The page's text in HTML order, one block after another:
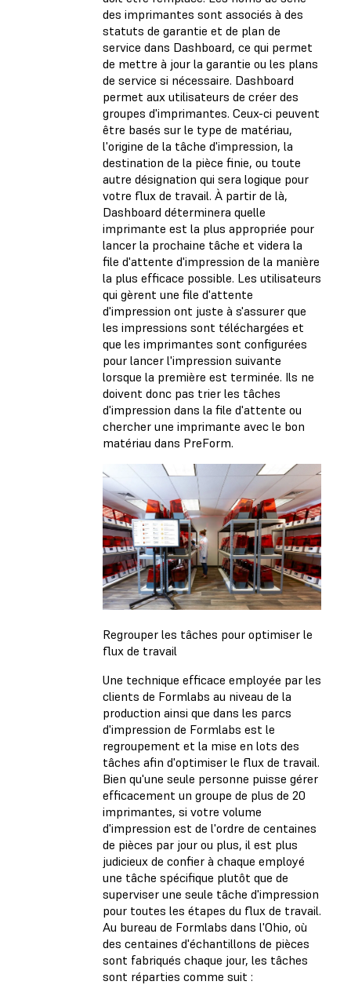
des imprimantes sont associés à des
statuts de garantie et de plan de
service dans Dashboard, ce qui permet
de mettre à jour la garantie ou les plans
de service si nécessaire. Dashboard
permet aux utilisateurs de créer des
groupes d'imprimantes. Ceux-ci peuvent
être basés sur le type de matériau,
l'origine de la tâche d'impression, la
destination de la pièce finie, ou toute
autre désignation qui sera logique pour
votre flux de travail. À partir de là,
Dashboard déterminera quelle
imprimante est la plus appropriée pour
lancer la prochaine tâche et videra la
file d'attente d'impression de la manière
la plus efficace possible. Les utilisateurs
qui gèrent une file d'attente
d'impression ont juste à s'assurer que
les impressions sont téléchargées et
que les imprimantes sont configurées
pour lancer l'impression suivante
lorsque la première est terminée. Ils ne
doivent donc pas trier les tâches
d'impression dans la file d'attente ou
chercher une imprimante avec le bon
matériau dans PreForm.
Regrouper les tâches pour optimiser le
flux de travail
Une technique efficace employée par les
clients de Formlabs au niveau de la
production ainsi que dans les parcs
d'impression de Formlabs est le
regroupement et la mise en lots des
tâches afin d'optimiser le flux de travail.
Bien qu'une seule personne puisse gérer
efficacement un groupe de plus de 20
imprimantes, si votre volume
d'impression est de l'ordre de centaines
de pièces par jour ou plus, il est plus
judicieux de confier à chaque employé
une tâche spécifique plutôt que de
superviser une seule tâche d'impression
pour toutes les étapes du flux de travail.
Au bureau de Formlabs dans l'Ohio, où
des centaines d'échantillons de pièces
sont fabriqués chaque jour, les tâches
sont réparties comme suit :